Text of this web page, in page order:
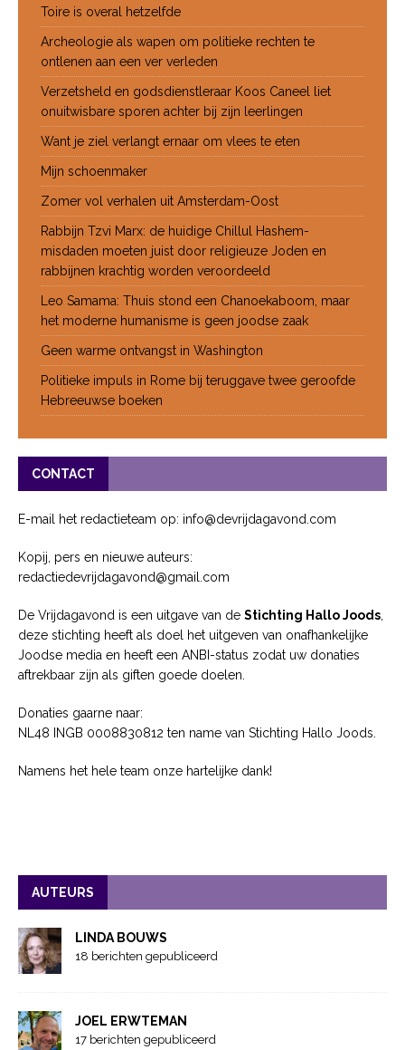
Toire is overal hetzelfde
Archeologie als wapen om politieke rechten te
ontlenen aan een ver verleden
Verzetsheld en godsdienstleraar Koos Caneel liet
onuitwisbare sporen achter bij zijn leerlingen
Want je ziel verlangt ernaar om vlees te eten
Mijn schoenmaker
Zomer vol verhalen uit Amsterdam-Oost
Rabbijn Tzvi Marx: de huidige Chillul Hashem-
misdaden moeten juist door religieuze Joden en
rabbijnen krachtig worden veroordeeld
Leo Samama: Thuis stond een Chanoekaboom, maar
het moderne humanisme is geen joodse zaak
Geen warme ontvangst in Washington
Politieke impuls in Rome bij teruggave twee geroofde
Hebreeuwse boeken
CONTACT
E-mail het redactieteam op: info@devrijdagavond.com
Kopij, pers en nieuwe auteurs:
redactiedevrijdagavond@gmail.com
De Vrijdagavond is een uitgave van de Stichting Hallo Joods
deze stichting heeft als doel het uitgeven van onafhankelijke
Joodse media en heeft een ANBI-status zodat uw donaties
aftrekbaar zijn als giften goede doelen.
Donaties gaarne naar:
NL48 INGB 0008830812 ten name van Stichting Hallo Joods.
Namens het hele team onze hartelijke dank!
AUTEURS
LINDA BOUWS
18 berichten gepubliceerd
JOEL ERWTEMAN
17 berichten gepubliceerd